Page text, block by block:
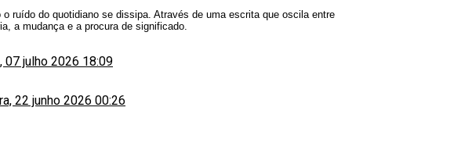
07 julho 2026 18:09
22 junho 2026 00:26
ruído do quotidiano se dissipa. Através de uma escrita que oscila entre
a mudança e a procura de significado.